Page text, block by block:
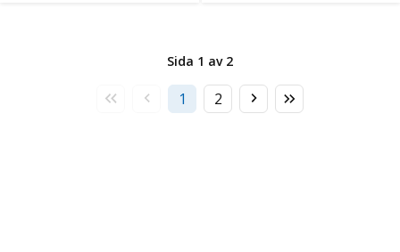
Sida 1 av 2
sidan
Föregående
sida
1 2
Nästa
sida
Sista
sidan